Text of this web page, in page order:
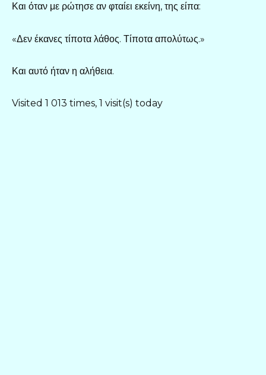
Και όταν με ρώτησε αν φταίει εκείνη, της είπα:
«Δεν έκανες τίποτα λάθος. Τίποτα απολύτως.»
Και αυτό ήταν η αλήθεια.
Visited 1 013 times, 1 visit(s) today